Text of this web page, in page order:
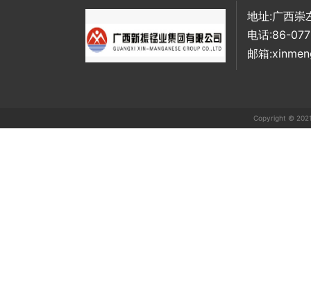
地址:广西崇
电话:86-
邮箱
Copyright © 2021